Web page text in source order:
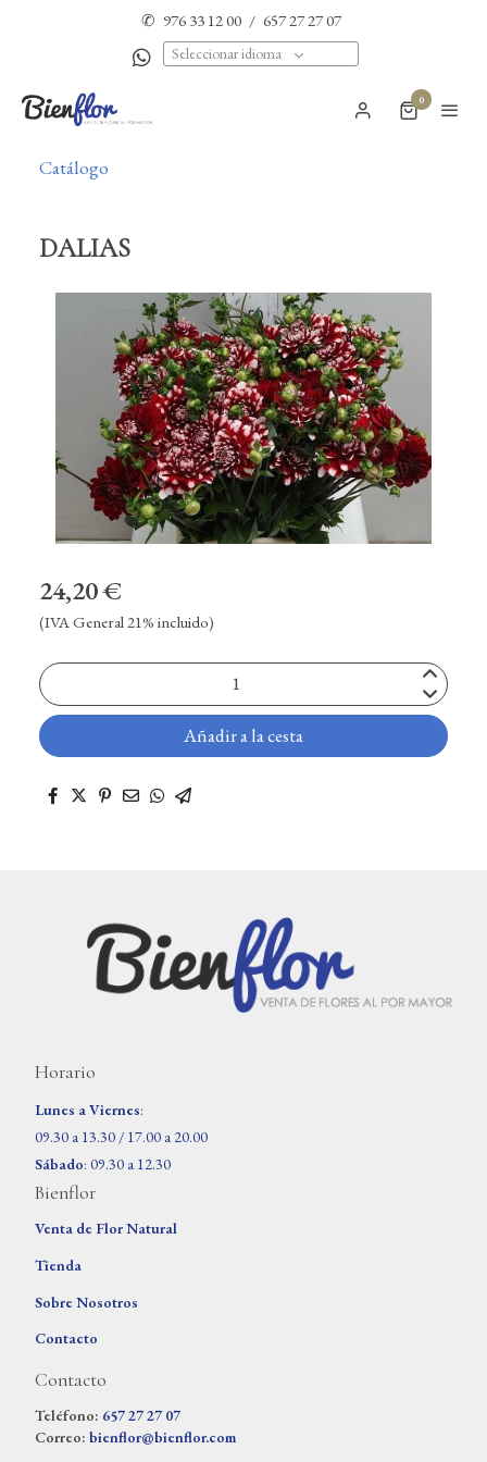
✆ 976 33 12 00 / 657 27 27 07
Seleccionar idioma
0
Catálogo
DALIAS
24,20 €
(IVA General 21% incluido)
Añadir a la cesta
Horario
Lunes a Viernes:
09.30 a 13.30 / 17.00 a 20.00
Sábado: 09.30 a 12.30
Bienflor
Venta de Flor Natural
Tienda
Sobre Nosotros
Contacto
Contacto
Teléfono: 657 27 27 07
Correo: bienflor@bienflor.com